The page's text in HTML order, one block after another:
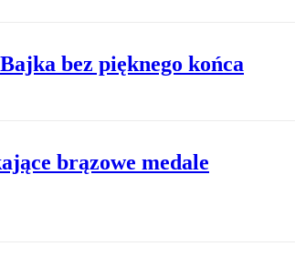
bez pięknego końca
brązowe medale